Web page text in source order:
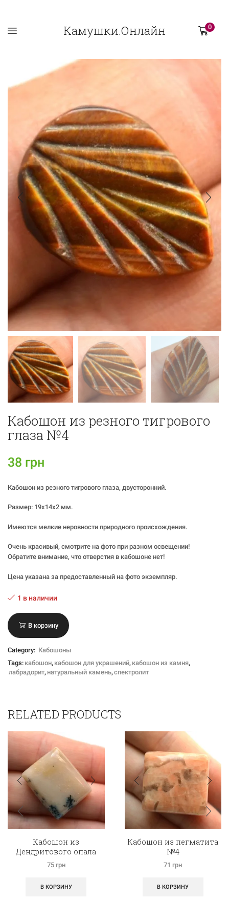
Камушки.Онлайн 0
Кабошон из резного тигрового
глаза №4
38 грн
Кабошон из резного тигрового глаза, двусторонний.
Размер: 19х14х2 мм.
Имеются мелкие неровности природного происхождения.
Очень красивый, смотрите на фото при разном освещении!
Обратите внимание, что отверстия в кабошоне нет!
Цена указана за предоставленный на фото экземпляр.
1 в наличии
В корзину
Category: Кабошоны
Tags: кабошон, кабошон для украшений, кабошон из камня,
лабрадорит, натуральный камень,спектролит
RELATED PRODUCTS
Кабошон из
Дендритового опала
№10
75 грн
В КОРЗИНУ
Кабошон из пегматита
№4
71 грн
В КОРЗИНУ